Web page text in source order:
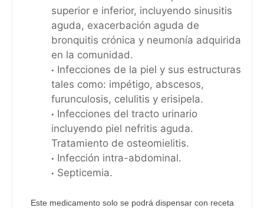
superior e inferior, incluyendo sinusitis
aguda, exacerbación aguda de
bronquitis crónica y neumonía adquirida
en la comunidad.
Infecciones de la piel y sus estructuras
tales como: impétigo, abscesos,
furunculosis, celulitis y erisipela.
Infecciones del tracto urinario
incluyendo piel nefritis aguda.
Tratamiento de osteomielitis.
Infección intra-abdominal.
Septicemia.
Este medicamento solo se podrá dispensar con receta